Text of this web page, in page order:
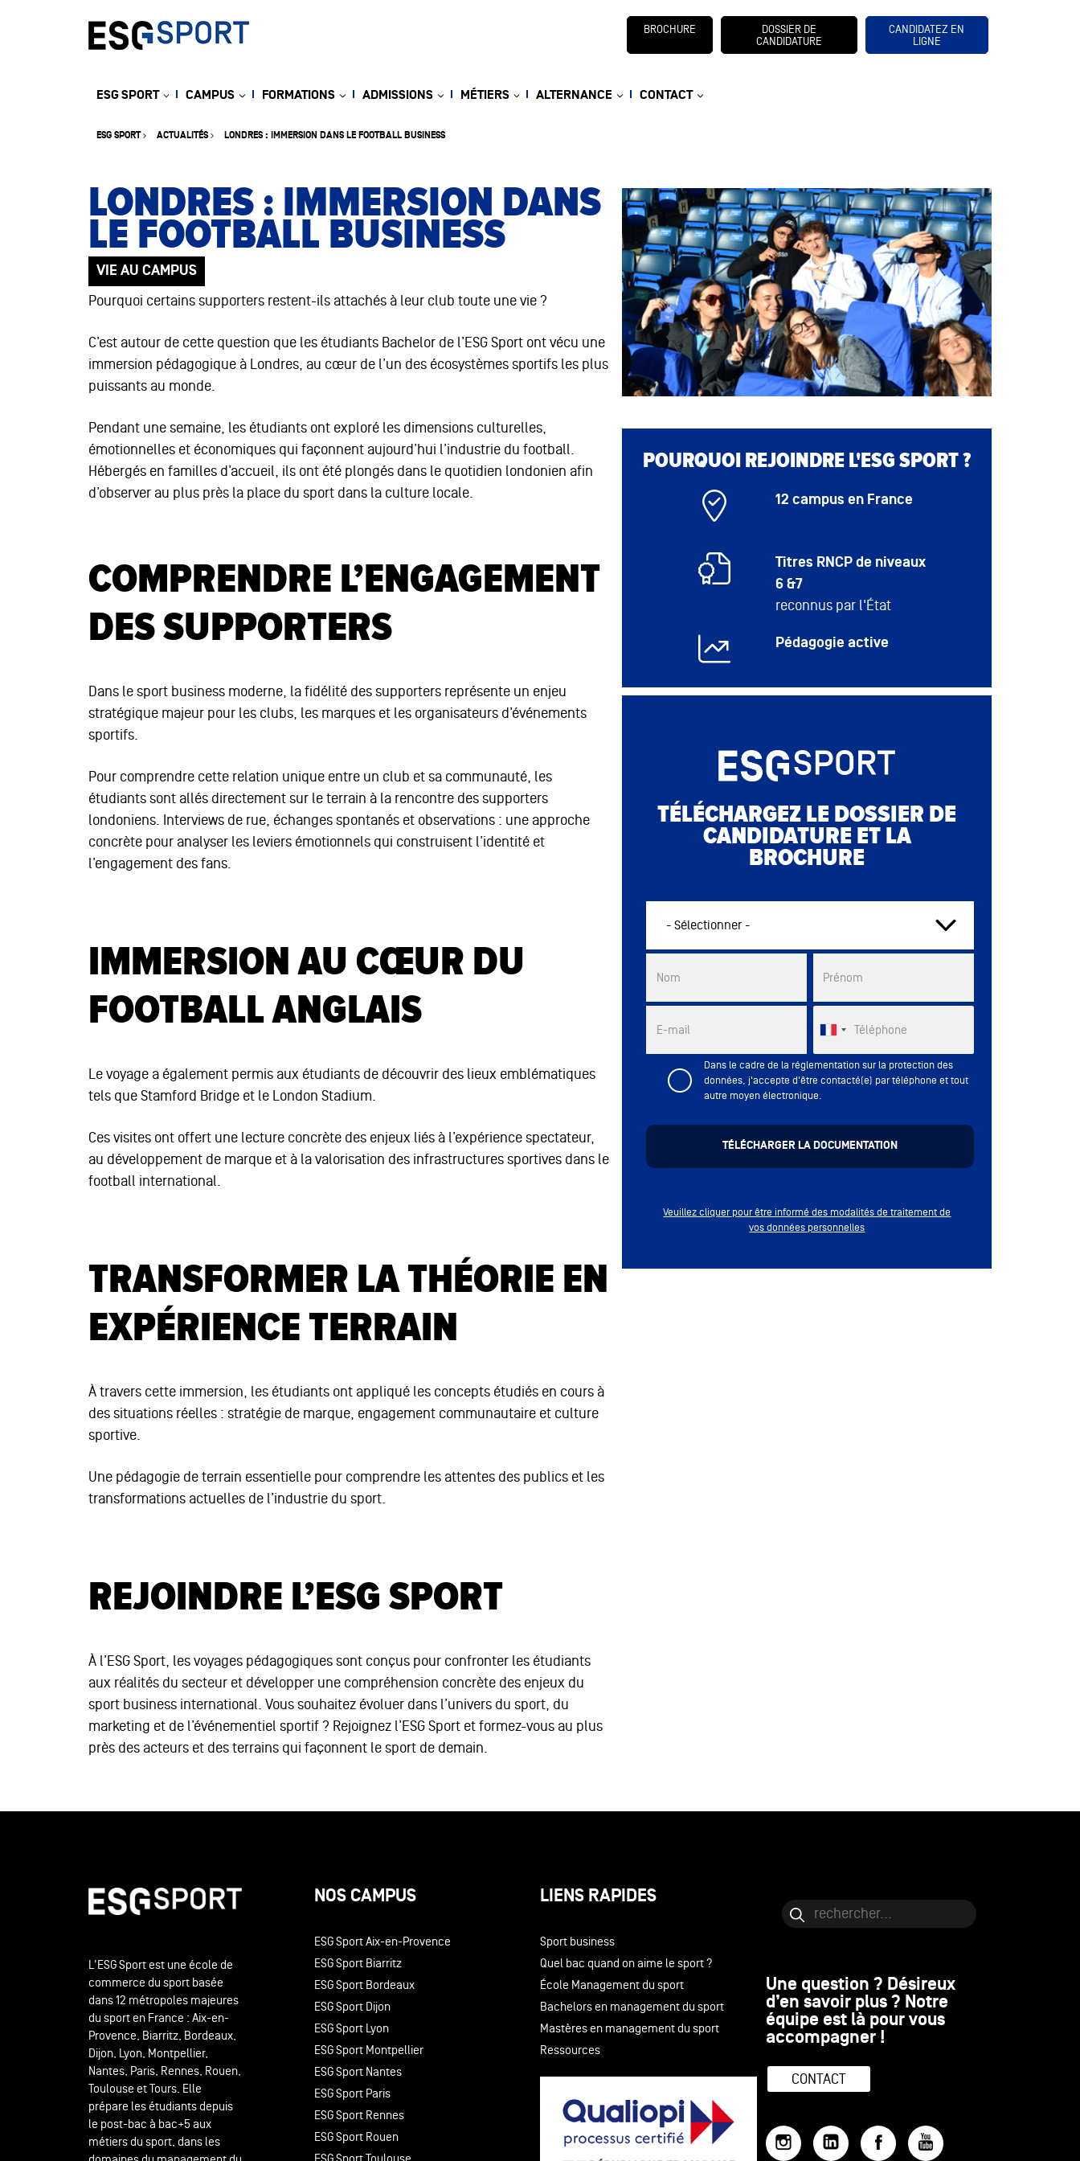
ESG SPORT ACTUALITÉS LONDRES : IMMERSION DANS LE FOOTBALL BUSINESS
LONDRES : IMMERSION DANS
LE FOOTBALL BUSINESS
VIE AU CAMPUS
Pourquoi certains supporters restent-ils attachés à leur club toute une vie ?
C’est autour de cette question que les étudiants Bachelor de l’ESG Sport ont vécu une
immersion pédagogique à Londres, au cœur de l’un des écosystèmes sportifs les plus
puissants au monde.
Pendant une semaine, les étudiants ont exploré les dimensions culturelles,
émotionnelles et économiques qui façonnent aujourd’hui l’industrie du football.
Hébergés en familles d’accueil, ils ont été plongés dans le quotidien londonien afin
d’observer au plus près la place du sport dans la culture locale.
COMPRENDRE L’ENGAGEMENT
DES SUPPORTERS
Dans le sport business moderne, la fidélité des supporters représente un enjeu
stratégique majeur pour les clubs, les marques et les organisateurs d’événements
sportifs.
Pour comprendre cette relation unique entre un club et sa communauté, les
étudiants sont allés directement sur le terrain à la rencontre des supporters
londoniens. Interviews de rue, échanges spontanés et observations : une approche
concrète pour analyser les leviers émotionnels qui construisent l’identité et
l’engagement des fans.
IMMERSION AU CŒUR DU
FOOTBALL ANGLAIS
Le voyage a également permis aux étudiants de découvrir des lieux emblématiques
tels que Stamford Bridge et le London Stadium.
Ces visites ont offert une lecture concrète des enjeux liés à l’expérience spectateur,
au développement de marque et à la valorisation des infrastructures sportives dans le
football international.
TRANSFORMER LA THÉORIE EN
EXPÉRIENCE TERRAIN
À travers cette immersion, les étudiants ont appliqué les concepts étudiés en cours à
des situations réelles : stratégie de marque, engagement communautaire et culture
sportive.
Une pédagogie de terrain essentielle pour comprendre les attentes des publics et les
transformations actuelles de l’industrie du sport.
REJOINDRE L’ESG SPORT
À l’ESG Sport, les voyages pédagogiques sont conçus pour confronter les étudiants
aux réalités du secteur et développer une compréhension concrète des enjeux du
sport business international. Vous souhaitez évoluer dans l’univers du sport, du
marketing et de l’événementiel sportif ? Rejoignez l’ESG Sport et formez-vous au plus
près des acteurs et des terrains qui façonnent le sport de demain.
POURQUOI REJOINDRE L'ESG SPORT ?
12 campus en France
Titres RNCP de niveaux
6 &7
reconnus par l'État
Pédagogie active
TÉLÉCHARGEZ LE DOSSIER DE
CANDIDATURE ET LA
BROCHURE
Nom Prénom
E-mail Téléphone
Dans le cadre de la réglementation sur la protection des
données, j'accepte d'être contacté(e) par téléphone et tout
autre moyen électronique.
Veuillez cliquer pour être informé des modalités de traitement de
vos données personnelles
BROCHURE
DOSSIER DE
CANDIDATURE
CANDIDATEZ EN
LIGNE
ESG SPORT CAMPUS FORMATIONS ADMISSIONS MÉTIERS ALTERNANCE CONTACT
L'ESG Sport est une école de
commerce du sport basée
dans 12 métropoles majeures
du sport en France : Aix-en-
Provence, Biarritz, Bordeaux,
Dijon, Lyon, Montpellier,
Nantes, Paris, Rennes, Rouen,
Toulouse et Tours. Elle
prépare les étudiants depuis
le post-bac à bac+5 aux
métiers du sport, dans les
NOS CAMPUS
ESG Sport Aix-en-Provence
ESG Sport Biarritz
ESG Sport Bordeaux
ESG Sport Dijon
ESG Sport Lyon
ESG Sport Montpellier
ESG Sport Nantes
ESG Sport Paris
ESG Sport Rennes
ESG Sport Rouen
LIENS RAPIDES
Sport business
Quel bac quand on aime le sport ?
École Management du sport
Bachelors en management du sport
Mastères en management du sport
Ressources
Une question ? Désireux
d’en savoir plus ? Notre
équipe est là pour vous
accompagner !
CONTACT